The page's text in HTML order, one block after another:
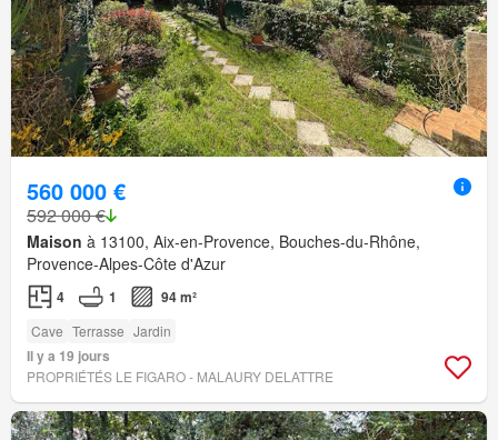
560 000 €
592 000 €
Maison à 13100, Aix-en-Provence, Bouches-du-Rhône,
Provence-Alpes-Côte d'Azur
4 1 94 m²
Cave Terrasse Jardin
Il y a 19 jours
PROPRIÉTÉS LE FIGARO - MALAURY DELATTRE